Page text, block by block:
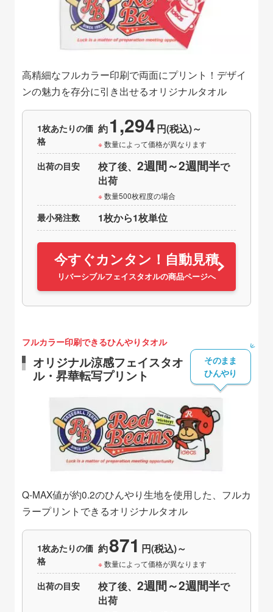
高精細なフルカラー印刷で両面にプリント！デザイ
ンの魅力を存分に引き出せるオリジナルタオル
1枚あたりの価
格
約1,294円(税込)～
数量によって価格が異なります
出荷の目安 校了後、2週間～2週間半で
出荷
数量500枚程度の場合
最小発注数 1枚から1枚単位
今すぐカンタン！自動見積
リバーシブルフェイスタオルの商品ページへ
フルカラー印刷できるひんやりタオル
オリジナル涼感フェイスタオ
ル・昇華転写プリント
そのまま
ひんやり
Q-MAX値が約0.2のひんやり生地を使用した、フルカ
ラープリントできるオリジナルタオル
1枚あたりの価
格
約871 円(税込)～
数量によって価格が異なります
出荷の目安 校了後、2週間～2週間半で
出荷